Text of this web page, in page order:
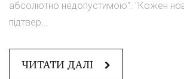
абсолютно недопустимою". "Кожен
підтвер...
ЧИТАТИ ДАЛІ